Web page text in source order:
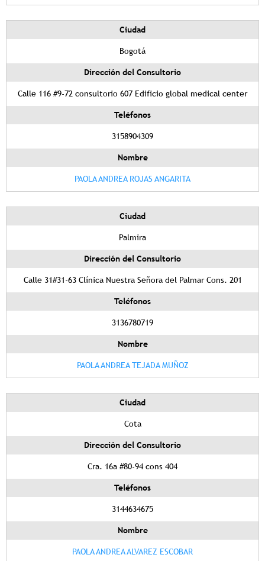
Ciudad
Bogotá
Dirección del Consultorio
Calle 116 #9-72 consultorio 607 Edificio global medical center
Teléfonos
3158904309
Nombre
PAOLA ANDREA ROJAS ANGARITA
Ciudad
Palmira
Dirección del Consultorio
Calle 31#31-63 Clínica Nuestra Señora del Palmar Cons. 201
Teléfonos
3136780719
Nombre
PAOLA ANDREA TEJADA MUÑOZ
Ciudad
Cota
Dirección del Consultorio
Cra. 16a #80-94 cons 404
Teléfonos
3144634675
Nombre
PAOLA ANDREA ALVAREZ ESCOBAR